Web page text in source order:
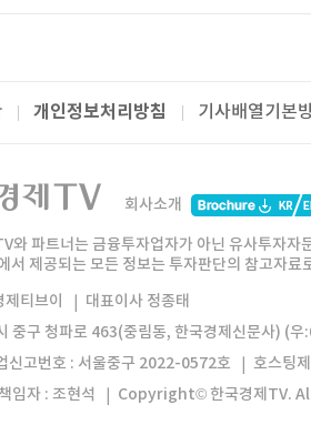
개인정보처리방침 기사배열기본
리사이트
경제TV
미디어그룹 한국경제신문 한국경제
일앱 한국경제TV앱
회사소개
와 파트너는 금융투자업자가 아닌 유사투자
서 제공되는 모든 정보는 투자판단의 참고자
티브이
대표이사 정종태
중구 청파로 463(중림동, 한국경제신문사) (
신고번호 : 서울중구 2022-0572호
호스팅
임자 : 조현석
Copyright© 한국경제TV.